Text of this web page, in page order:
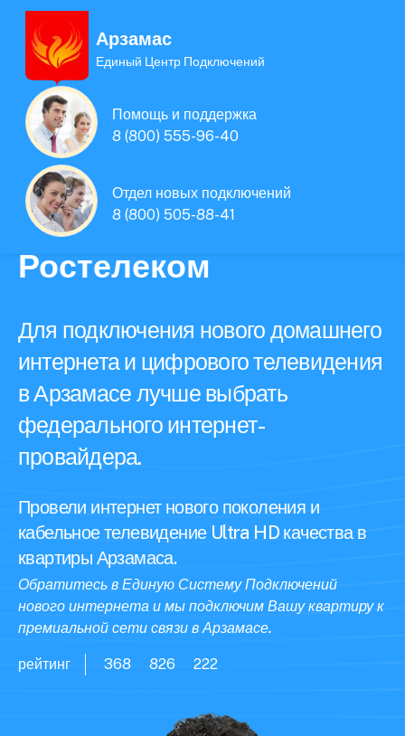
Арзамас
Единый Центр Подключений
Помощь и поддержка
8 (800) 555-96-40
Отдел новых подключений
8 (800) 505-88-41
Единая Система
Подключений
нового интернета и
телевидения
Ростелеком
Для подключения нового домашнего
интернета и цифрового телевидения
в Арзамасе лучше выбрать
федерального интернет-
провайдера.
Провели интернет нового поколения и
кабельное телевидение Ultra HD качества в
квартиры Арзамаса.
Обратитесь в Единую Систему Подключений
нового интернета и мы подключим Вашу квартиру к
премиальной сети связи в Арзамасе.
рейтинг 368 826 222